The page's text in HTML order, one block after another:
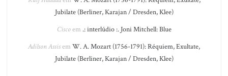
Jubilate (Berliner, Karajan / Dresden, Klee)
Ciscoem .: interlúdio :. Joni Mitchell: Blue
Adilson Assisem W. A. Mozart (1756-1791): Réquiem, Exultate,
Jubilate (Berliner, Karajan / Dresden, Klee)